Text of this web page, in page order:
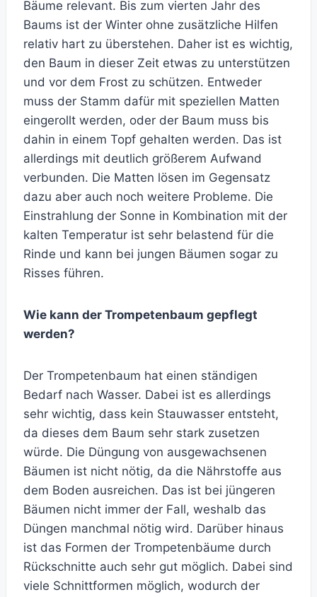
Bäume relevant. Bis zum vierten Jahr des
Baums ist der Winter ohne zusätzliche Hilfen
relativ hart zu überstehen. Daher ist es wichtig,
den Baum in dieser Zeit etwas zu unterstützen
und vor dem Frost zu schützen. Entweder
muss der Stamm dafür mit speziellen Matten
eingerollt werden, oder der Baum muss bis
dahin in einem Topf gehalten werden. Das ist
allerdings mit deutlich größerem Aufwand
verbunden. Die Matten lösen im Gegensatz
dazu aber auch noch weitere Probleme. Die
Einstrahlung der Sonne in Kombination mit der
kalten Temperatur ist sehr belastend für die
Rinde und kann bei jungen Bäumen sogar zu
Risses führen.
Wie kann der Trompetenbaum gepflegt
werden?
Der Trompetenbaum hat einen ständigen
Bedarf nach Wasser. Dabei ist es allerdings
sehr wichtig, dass kein Stauwasser entsteht,
da dieses dem Baum sehr stark zusetzen
würde. Die Düngung von ausgewachsenen
Bäumen ist nicht nötig, da die Nährstoffe aus
dem Boden ausreichen. Das ist bei jüngeren
Bäumen nicht immer der Fall, weshalb das
Düngen manchmal nötig wird. Darüber hinaus
ist das Formen der Trompetenbäume durch
Rückschnitte auch sehr gut möglich. Dabei sind
viele Schnittformen möglich, wodurch der